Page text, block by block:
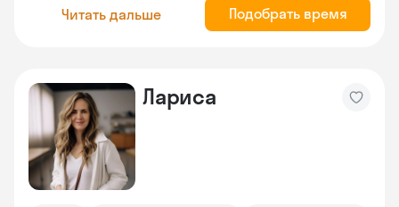
Читать дальше Подобрать время
Лариса